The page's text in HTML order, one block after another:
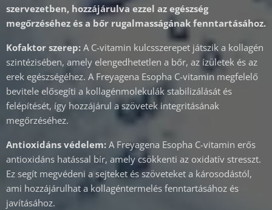
szervezetben, hozzájárulva ezzel az egészség
megőrzéséhez és a bőr rugalmasságának fenntartásához.
Kofaktor szerep: A C-vitamin kulcsszerepet játszik a kollagén
szintézisében, amely elengedhetetlen a bőr, az ízületek és az
erek egészségéhez. A Freyagena Esopha C-vitamin megfelelő
bevitele elősegíti a kollagénmolekulák stabilizálását és
felépítését, így hozzájárul a szövetek integritásának
megőrzéséhez.
Antioxidáns védelem: A Freyagena Esopha C-vitamin erős
antioxidáns hatással bír, amely csökkenti az oxidatív stresszt.
Ez segít megvédeni a sejteket és szöveteket a károsodástól,
ami hozzájárulhat a kollagéntermelés fenntartásához és
javításához.